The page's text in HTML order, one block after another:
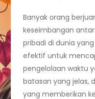
Banyak orang
keseimbangan
pribadi di dunia
efektif untuk
pengelolaan waktu
batasan yang jelas,
yang memberikan